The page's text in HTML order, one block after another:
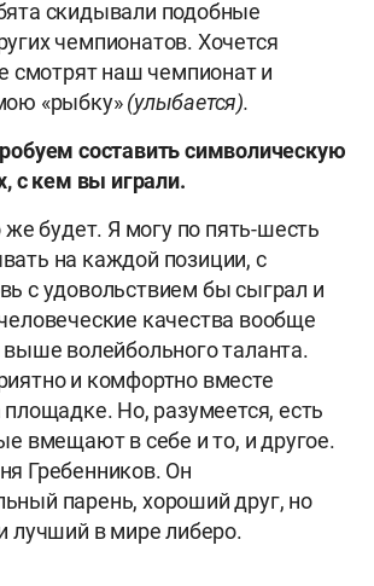
скидывали подобные
чемпионатов. Хочется
смотрят наш чемпионат и
«рыбку»(улыбается).
составить символическую
с кем вы играли.
будет. Я могу по пять-шесть
на каждой позиции, с
с удовольствием бы сыграл и
качества вообще
выше волейбольного таланта.
и комфортно вместе
площадке. Но, разумеется, есть
вмещают в себе и то, и другое.
Гребенников. Он
парень, хороший друг, но
лучший в мире либеро.